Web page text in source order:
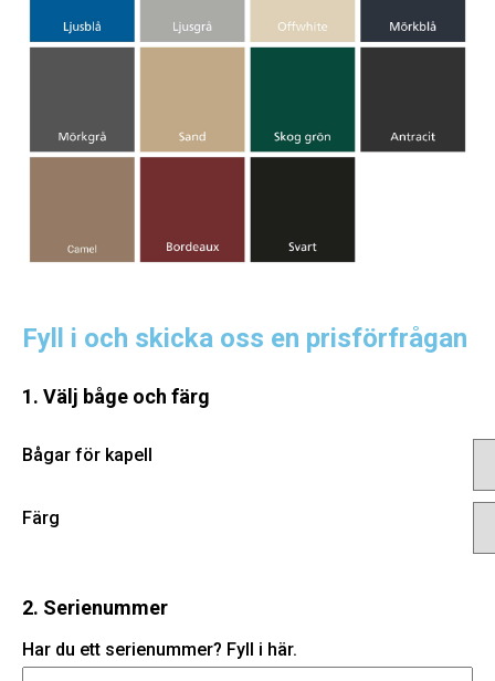
Fyll i och skicka oss en prisförfrågan
1. Välj båge och färg
Bågar för kapell
Färg
2. Serienummer
Har du ett serienummer? Fyll i här.